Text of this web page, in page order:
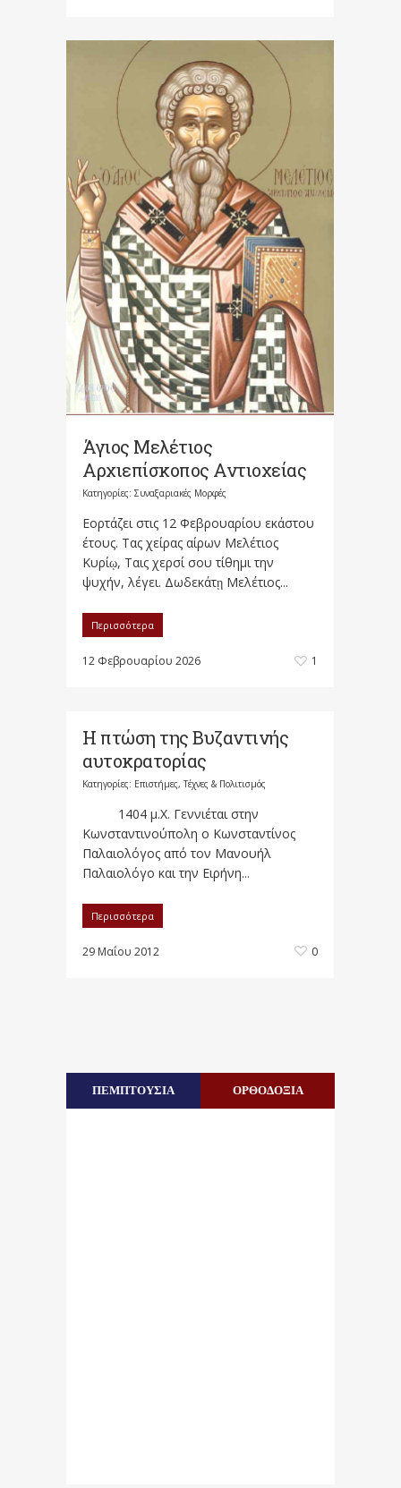
Άγιος Μελέτιος
Αρχιεπίσκοπος Αντιοχείας
Κατηγορίες: Συναξαριακές Μορφές
Εορτάζει στις 12 Φεβρουαρίου εκάστου
έτους. Τας χείρας αίρων Μελέτιος
Κυρίῳ, Ταις χερσί σου τίθημι την
ψυχήν, λέγει. Δωδεκάτῃ Μελέτιος...
Περισσότερα
12 Φεβρουαρίου 2026 1
Η πτώση της Βυζαντινής
αυτοκρατορίας
Κατηγορίες: Επιστήμες, Τέχνες & Πολιτισμός
1404 μ.Χ. Γεννιέται στην
Κωνσταντινούπολη ο Κωνσταντίνος
Παλαιολόγος από τον Μανουήλ
Παλαιολόγο και την Ειρήνη...
Περισσότερα
29 Μαΐου 2012 0
ΠΕΜΠΤΟΥΣΙΑ ΟΡΘΟΔΟΞΙΑ